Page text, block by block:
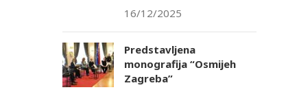
16/12/2025
Predstavljena
monografija “Osmijeh
Zagreba”